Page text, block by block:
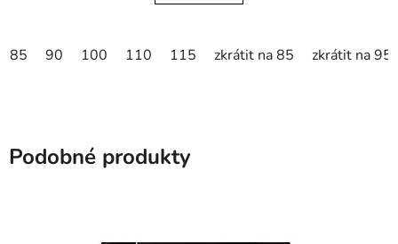
85 90 100 110 115 zkrátit na 85 zkrátit na 95
Podobné produkty